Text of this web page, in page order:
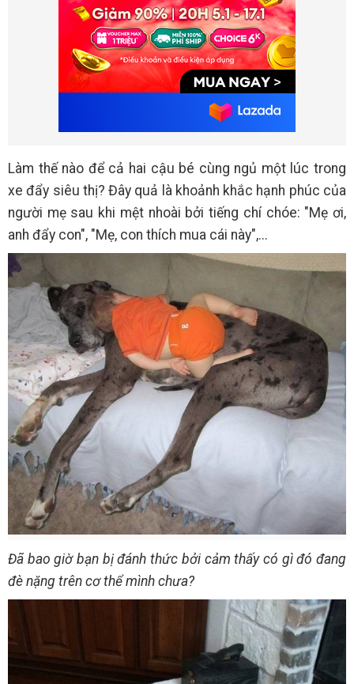
Làm thế nào để cả hai cậu bé cùng ngủ một lúc trong
xe đẩy siêu thị? Đây quả là khoảnh khắc hạnh phúc của
người mẹ sau khi mệt nhoài bởi tiếng chí chóe: "Mẹ ơi,
anh đẩy con", "Mẹ, con thích mua cái này",...
Đã bao giờ bạn bị đánh thức bởi cảm thấy có gì đó đang
đè nặng trên cơ thể mình chưa?